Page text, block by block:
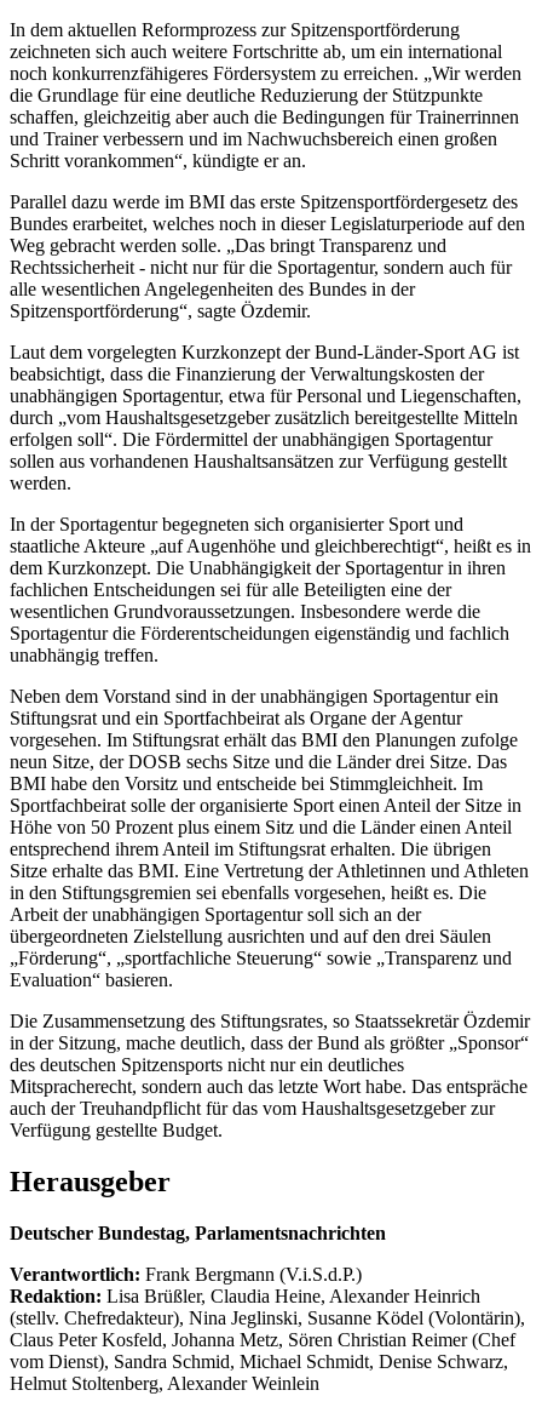
In dem aktuellen Reformprozess zur Spitzensportförderung
zeichneten sich auch weitere Fortschritte ab, um ein international
noch konkurrenzfähigeres Fördersystem zu erreichen. „Wir werden
die Grundlage für eine deutliche Reduzierung der Stützpunkte
schaffen, gleichzeitig aber auch die Bedingungen für Trainerrinnen
und Trainer verbessern und im Nachwuchsbereich einen großen
Schritt vorankommen“, kündigte er an.
Parallel dazu werde im BMI das erste Spitzensportfördergesetz des
Bundes erarbeitet, welches noch in dieser Legislaturperiode auf den
Weg gebracht werden solle. „Das bringt Transparenz und
Rechtssicherheit - nicht nur für die Sportagentur, sondern auch für
alle wesentlichen Angelegenheiten des Bundes in der
Spitzensportförderung“, sagte Özdemir.
Laut dem vorgelegten Kurzkonzept der Bund-Länder-Sport AG ist
beabsichtigt, dass die Finanzierung der Verwaltungskosten der
unabhängigen Sportagentur, etwa für Personal und Liegenschaften,
durch „vom Haushaltsgesetzgeber zusätzlich bereitgestellte Mitteln
erfolgen soll“. Die Fördermittel der unabhängigen Sportagentur
sollen aus vorhandenen Haushaltsansätzen zur Verfügung gestellt
werden.
In der Sportagentur begegneten sich organisierter Sport und
staatliche Akteure „auf Augenhöhe und gleichberechtigt“, heißt es in
dem Kurzkonzept. Die Unabhängigkeit der Sportagentur in ihren
fachlichen Entscheidungen sei für alle Beteiligten eine der
wesentlichen Grundvoraussetzungen. Insbesondere werde die
Sportagentur die Förderentscheidungen eigenständig und fachlich
unabhängig treffen.
Neben dem Vorstand sind in der unabhängigen Sportagentur ein
Stiftungsrat und ein Sportfachbeirat als Organe der Agentur
vorgesehen. Im Stiftungsrat erhält das BMI den Planungen zufolge
neun Sitze, der DOSB sechs Sitze und die Länder drei Sitze. Das
BMI habe den Vorsitz und entscheide bei Stimmgleichheit. Im
Sportfachbeirat solle der organisierte Sport einen Anteil der Sitze in
Höhe von 50 Prozent plus einem Sitz und die Länder einen Anteil
entsprechend ihrem Anteil im Stiftungsrat erhalten. Die übrigen
Sitze erhalte das BMI. Eine Vertretung der Athletinnen und Athleten
in den Stiftungsgremien sei ebenfalls vorgesehen, heißt es. Die
Arbeit der unabhängigen Sportagentur soll sich an der
übergeordneten Zielstellung ausrichten und auf den drei Säulen
„Förderung“, „sportfachliche Steuerung“ sowie „Transparenz und
Evaluation“ basieren.
Die Zusammensetzung des Stiftungsrates, so Staatssekretär Özdemir
in der Sitzung, mache deutlich, dass der Bund als größter „Sponsor“
des deutschen Spitzensports nicht nur ein deutliches
Mitspracherecht, sondern auch das letzte Wort habe. Das entspräche
auch der Treuhandpflicht für das vom Haushaltsgesetzgeber zur
Verfügung gestellte Budget.
Herausgeber
Deutscher Bundestag, Parlamentsnachrichten
Verantwortlich: Frank Bergmann (V.i.S.d.P.)
Redaktion: Lisa Brüßler, Claudia Heine, Alexander Heinrich
(stellv. Chefredakteur), Nina Jeglinski, Susanne Ködel (Volontärin),
Claus Peter Kosfeld, Johanna Metz, Sören Christian Reimer (Chef
vom Dienst), Sandra Schmid, Michael Schmidt, Denise Schwarz,
Helmut Stoltenberg, Alexander Weinlein